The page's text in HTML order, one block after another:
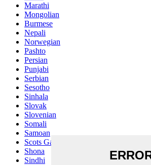
Marathi
Mongolian
Burmese
Nepali
Norwegian
Pashto
Persian
Punjabi
Serbian
Sesotho
Sinhala
Slovak
Slovenian
Somali
Samoan
Scots Gaelic
Shona
Sindhi